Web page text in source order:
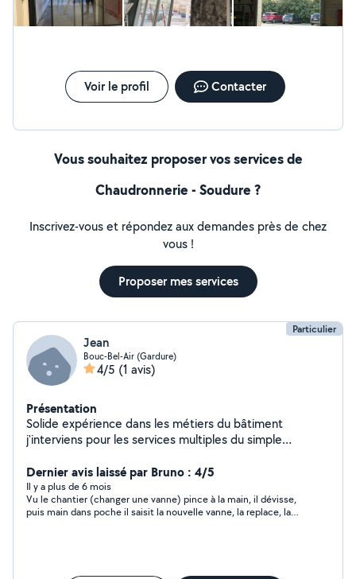
Voir le profil Contacter
Vous souhaitez proposer vos services de
Chaudronnerie - Soudure ?
Inscrivez-vous et répondez aux demandes près de chez
vous !
Proposer mes services
Particulier
Jean
Bouc-Bel-Air (Gardure)
4/5 (1 avis)
Présentation
Solide expérience dans les métiers du bâtiment
j'interviens pour les services multiples du simple
pose de carrelage, peinture, menuiserie et parquet,
électricité, maçonnerie… et bien plus encore
Dernier avis laissé par Bruno : 4/5
Il y a plus de 6 mois
Vu le chantier (changer une vanne) pince à la main, il dévisse,
puis main dans poche il saisit la nouvelle vanne, la replace, la